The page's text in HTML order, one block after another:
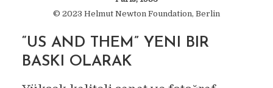
© 2023 Helmut Newton Foundation, Berlin
“US AND THEM” YENI BIR
BASKI OLARAK